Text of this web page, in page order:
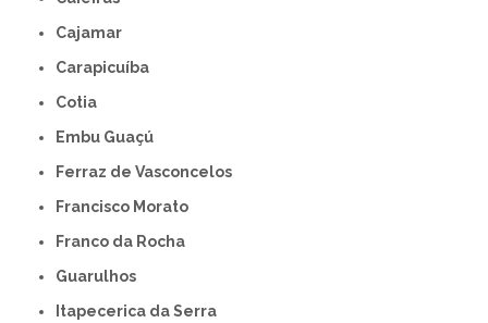
Cajamar
Carapicuíba
Cotia
Embu Guaçú
Ferraz de Vasconcelos
Francisco Morato
Franco da Rocha
Guarulhos
Itapecerica da Serra